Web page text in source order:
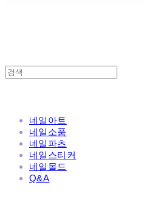
네일아트
네일소품
네일파츠
네일스티커
네일몰드
Q&A